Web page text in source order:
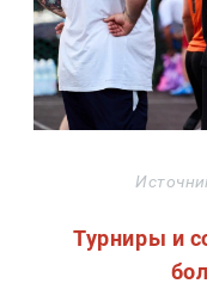
Турниры и